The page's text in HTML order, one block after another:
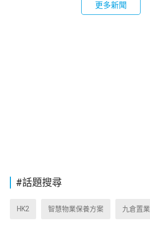
更多新聞
#話題搜尋
HK2 智慧物業保養方案 九倉置業